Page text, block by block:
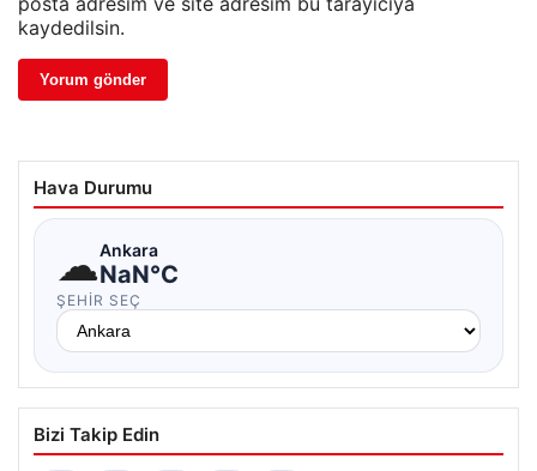
kaydedilsin.
Hava Durumu
☁Ankara
NaN°C
ŞEHIR SEÇ
Bizi Takip Edin